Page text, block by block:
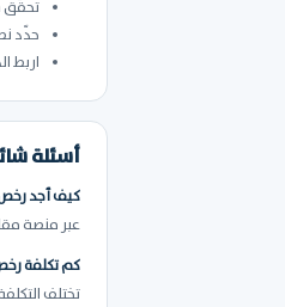
تحقّق
حدّد
اربط
أسئلة
كيف أجد
عبر منصة
كم تكلفة
تختلف